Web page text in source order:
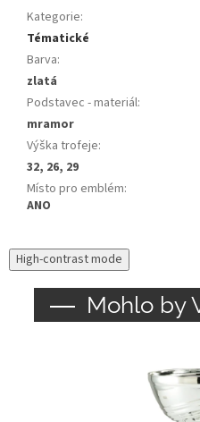
Kategorie:
Tématické
Barva:
zlatá
Podstavec - materiál:
mramor
Výška trofeje:
32, 26, 29
Místo pro emblém:
ANO
High-contrast mode
Mohlo by